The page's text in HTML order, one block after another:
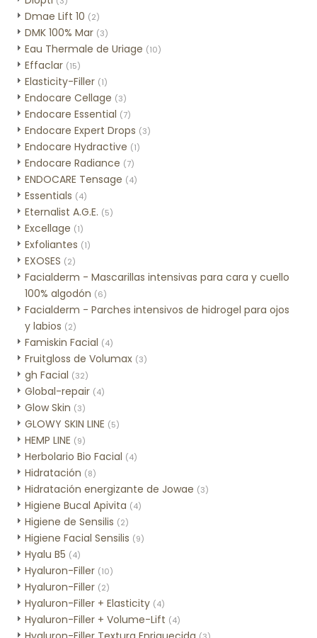
Dmae Lift 10 (2)
DMK 100% Mar (3)
Eau Thermale de Uriage (10)
Effaclar (15)
Elasticity-Filler (1)
Endocare Cellage (3)
Endocare Essential (7)
Endocare Expert Drops (3)
Endocare Hydractive (1)
Endocare Radiance (7)
ENDOCARE Tensage (4)
Essentials (4)
Eternalist A.G.E. (5)
Excellage (1)
Exfoliantes (1)
EXOSES (2)
Facialderm - Mascarillas intensivas para cara y cuello
100% algodón (6)
Facialderm - Parches intensivos de hidrogel para ojos
y labios (2)
Famiskin Facial (4)
Fruitgloss de Volumax (3)
gh Facial (32)
Global-repair (4)
Glow Skin (3)
GLOWY SKIN LINE (5)
HEMP LINE (9)
Herbolario Bio Facial (4)
Hidratación (8)
Hidratación energizante de Jowae (3)
Higiene Bucal Apivita (4)
Higiene de Sensilis (2)
Higiene Facial Sensilis (9)
Hyalu B5 (4)
Hyaluron-Filler (10)
Hyaluron-Filler (2)
Hyaluron-Filler + Elasticity (4)
Hyaluron-Filler + Volume-Lift (4)